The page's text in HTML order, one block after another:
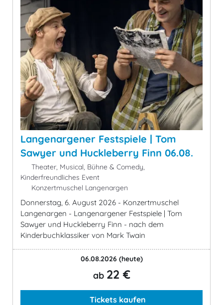
Langenargener Festspiele | Tom
Sawyer und Huckleberry Finn 06.08.
Theater, Musical, Bühne & Comedy,
Kinderfreundliches Event
Konzertmuschel Langenargen
Donnerstag, 6. August 2026 - Konzertmuschel
Langenargen - Langenargener Festspiele | Tom
Sawyer und Huckleberry Finn - nach dem
Kinderbuchklassiker von Mark Twain
06.08.2026 (heute)
ab 22 €
Tickets kaufen